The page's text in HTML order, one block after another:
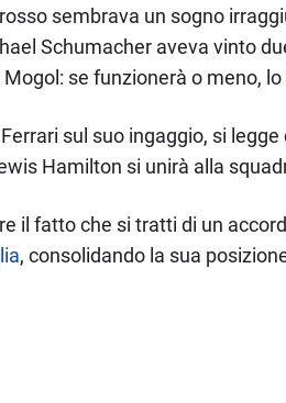
sembrava un sogno
Schumacher aveva vinto
se funzionerà o meno,
sul suo ingaggio, si
Hamilton si unirà alla
il fatto che si tratti di un
, consolidando la sua